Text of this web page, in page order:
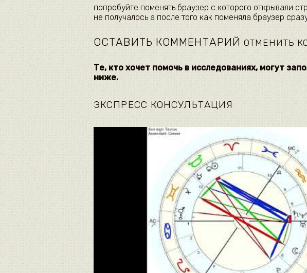
попробуйте поменять браузер с которого открывали
не получалось а после того как поменяла браузер
ОСТАВИТЬ КОММЕНТАРИЙОТМЕНИТЬ
Те, кто хочет помочь в исследованиях, могут
ниже.
ЭКСПРЕСС КОНСУЛЬТАЦИЯ